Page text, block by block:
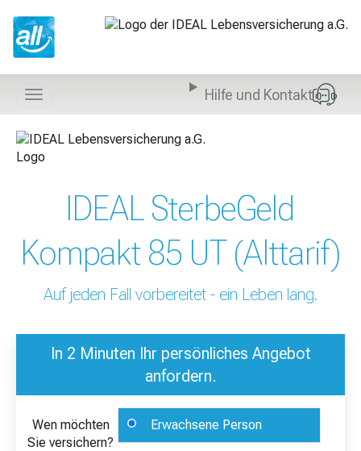
n
a
Navigation
anzeigen
Hilfe und Kontakt
IDEAL SterbeGeld
Kompakt 85 UT (Alttarif)
Auf jeden Fall vorbereitet - ein Leben lang.
In 2 Minuten Ihr persönliches Angebot
anfordern.
Wen möchten
Sie versichern?
Erwachsene Person